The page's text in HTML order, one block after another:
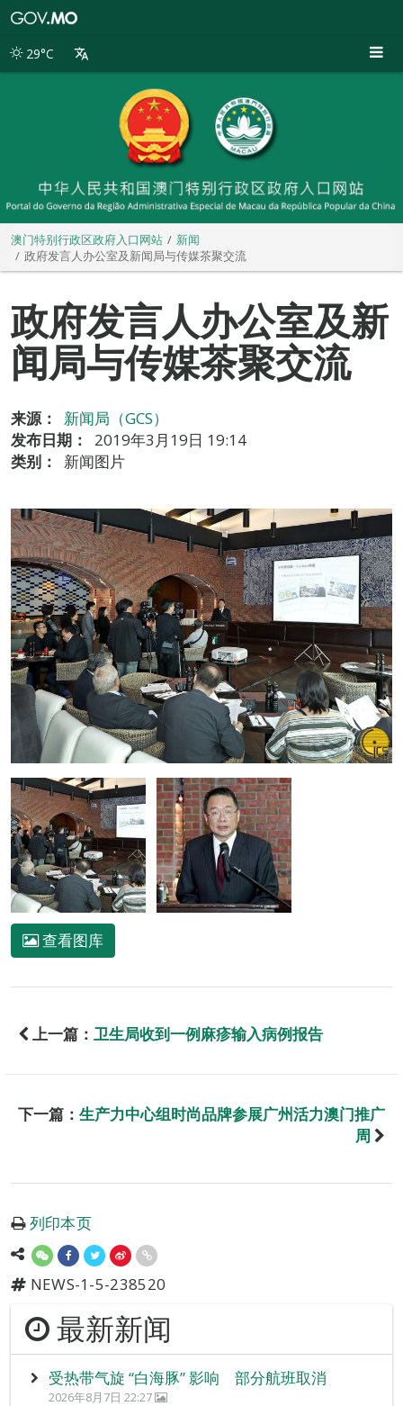
别
29°C
澳门特别行政区政府入口网站
新闻
政府发言人办公室及新闻局与传媒茶聚交流
政府发言人办公室及新
闻局与传媒茶聚交流
来源：
新闻局（GCS）
发布日期：
2019年3月19日 19:14
类别：
新闻图片
查看图库
上一篇： 卫生局收到一例麻疹输入病例报告
下一篇： 生产力中心组时尚品牌参展广州活力澳门推广
周
列印本页
NEWS-1-5-238520
最新新闻
受热带气旋 “白海豚” 影响 部分航班取消
2026年8月7日 22:27